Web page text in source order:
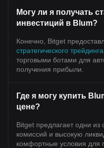
Могу ли я получать
инвестиций в Blum?
Конечно, Bitget
стратегического трейдинга
торговыми ботами для
получения прибыли.
Где я могу купить
цене?
Bitget предлагает одни
комиссий и высокую
комфортные условия для